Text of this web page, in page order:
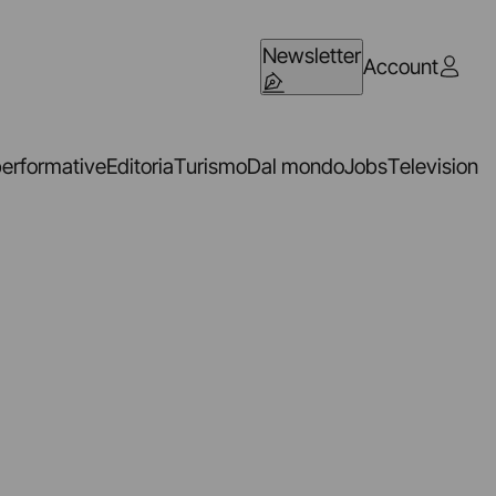
NewsletterAccount
EditoriaTurismoDal mondoJobsTelevision